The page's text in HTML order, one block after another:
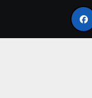
en familia El